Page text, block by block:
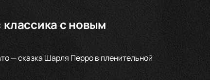
с новым
— сказка Шарля Перро в пленительной